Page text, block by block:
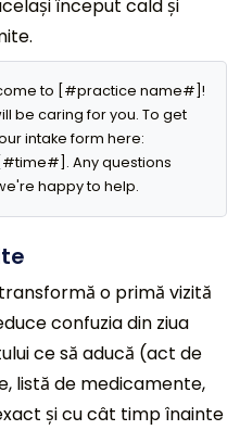
început cald și
to [#practice name#]!
be caring for you. To get
intake form here:
Any questions
happy to help.
o primă vizită
confuzia din ziua
ce să aducă (act de
listă de medicamente,
și cu cât timp înainte